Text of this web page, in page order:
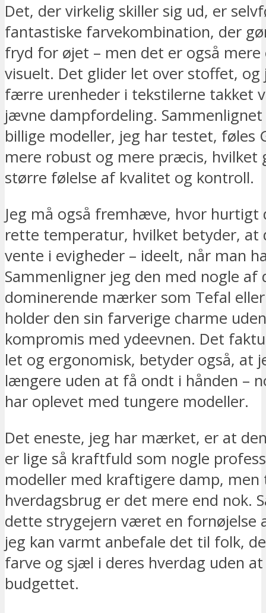
Det, der virkelig skiller sig ud, er
fantastiske farvekombination, der
fryd for øjet – men det er også mere
visuelt. Det glider let over stoffet, og
færre urenheder i tekstilerne takket
jævne dampfordeling.
billige modeller, jeg har testet, føles
mere robust og mere præcis, hvilket
større følelse af kvalitet og kontroll.
Jeg må også fremhæve, hvor hurtigt
rette temperatur, hvilket betyder, at
vente i evigheder – ideelt, når man
Sammenligner jeg den med nogle af
dominerende mærker som Tefal
holder den sin farverige charme
kompromis med ydeevnen. Det
let og ergonomisk, betyder også, at
længere uden at få ondt i hånden –
har oplevet med tungere modeller.
Det eneste, jeg har mærket, er at
er lige så kraftfuld som nogle
modeller med kraftigere damp, men
hverdagsbrug er det mere end nok.
dette strygejern været en fornøjelse
jeg kan varmt anbefale det til folk,
farve og sjæl i deres hverdag uden
budgettet.